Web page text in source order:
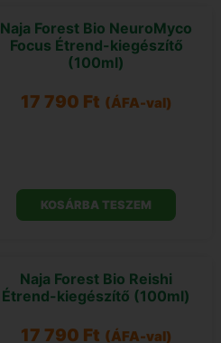
Naja Forest Bio NeuroMyco
Focus Étrend-kiegészítő
(100ml)
17 790 Ft (ÁFA-val)
KOSÁRBA TESZEM
Naja Forest Bio Reishi
Étrend-kiegészítő (100ml)
17 790 Ft (ÁFA-val)